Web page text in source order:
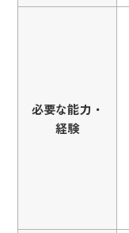
必要な能力・
経験